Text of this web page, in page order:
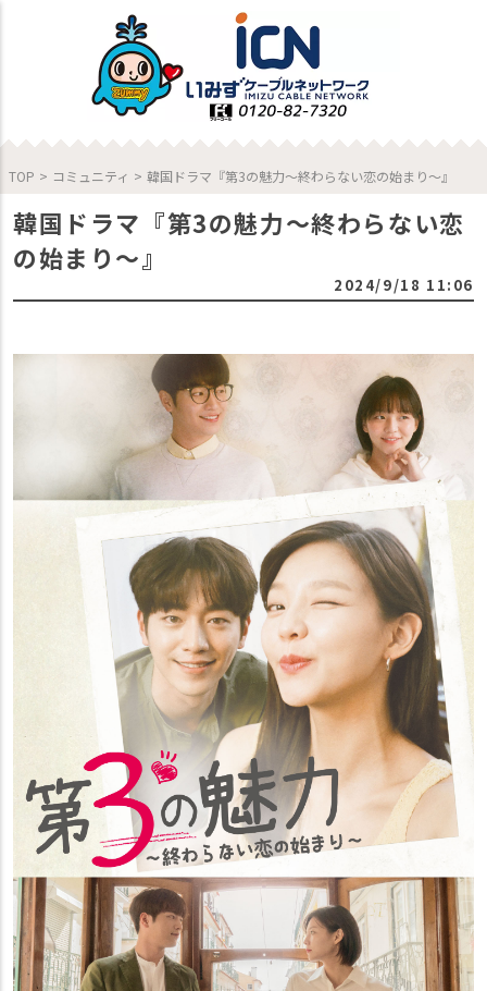
TOP > コミュニティ > 韓国ドラマ『第3の魅力～終わらない恋の始まり～』
韓国ドラマ『第3の魅力～終わらない恋
の始まり～』
2024/9/18 11:06